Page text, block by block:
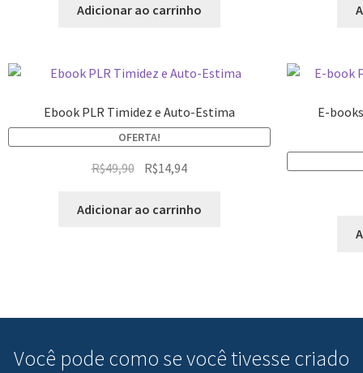
Adicionar ao carrinho
Ebook PLR Timidez e Auto-Estima
OFERTA!
R$49,90 R$14,94
Adicionar ao carrinho
E-
Você pode como se você tivesse criado